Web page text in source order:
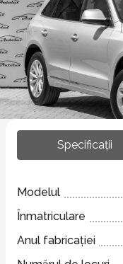
Specificații
Modelul
Înmatriculare
Anul fabricației